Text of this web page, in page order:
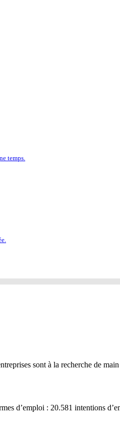
temps.
sont à la recherche de
d’emploi : 20.581 intentions